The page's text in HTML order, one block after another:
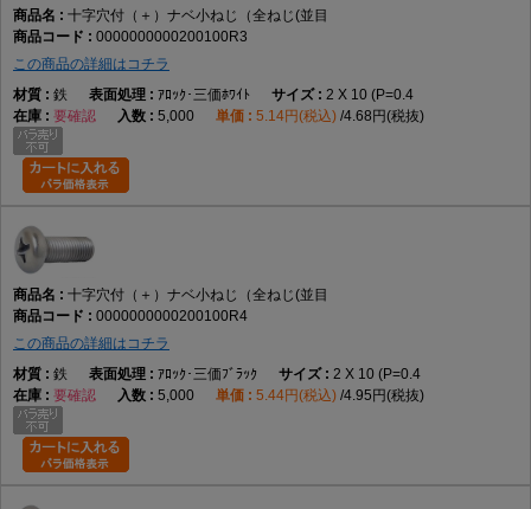
十字穴付（＋）ナベ小ねじ（全ねじ(並目
0000000000200100R3
この商品の詳細はコチラ
鉄
ｱﾛｯｸ･三価ﾎﾜｲﾄ
2 X 10 (P=0.4
要確認
5,000 5.14円(税込) 4.68円(税抜)
十字穴付（＋）ナベ小ねじ（全ねじ(並目
0000000000200100R4
この商品の詳細はコチラ
鉄
ｱﾛｯｸ･三価ﾌﾞﾗｯｸ
2 X 10 (P=0.4
要確認
5,000 5.44円(税込) 4.95円(税抜)